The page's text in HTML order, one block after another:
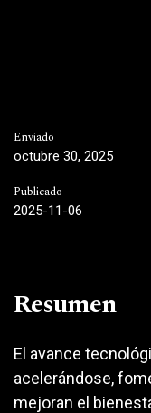
Enviado
octubre 30, 2025
Publicado
2025-11-06
Resumen
El avance
acelerándose,
mejoran el